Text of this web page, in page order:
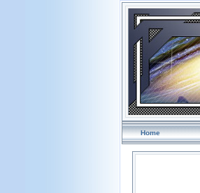
Home